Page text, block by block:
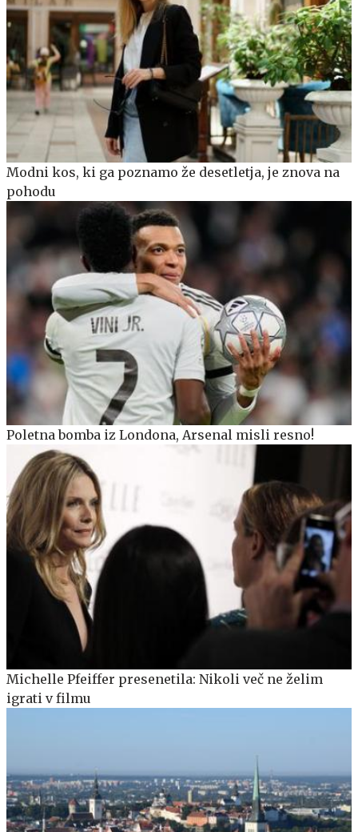
Modni kos, ki ga poznamo že desetletja, je znova na
pohodu
Poletna bomba iz Londona, Arsenal misli resno!
Michelle Pfeiffer presenetila: Nikoli več ne želim
igrati v filmu